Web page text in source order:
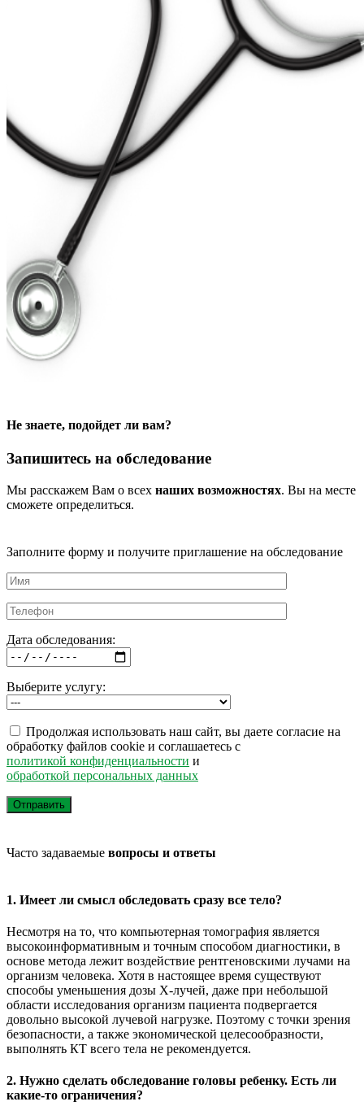
Не знаете, подойдет ли вам?
Запишитесь на обследование
Мы расскажем Вам о всех наших возможностях. Вы на месте
сможете определиться.
Заполните форму и получите приглашение на обследование
Дата обследования:
Выберите услугу:
Продолжая использовать наш сайт, вы даете согласие на
обработку файлов cookie и соглашаетесь с
политикой конфиденциальности и
обработкой персональных данных
Часто задаваемые вопросы и ответы
1. Имеет ли смысл обследовать сразу все тело?
Несмотря на то, что компьютерная томография является
высокоинформативным и точным способом диагностики, в
основе метода лежит воздействие рентгеновскими лучами на
организм человека. Хотя в настоящее время существуют
способы уменьшения дозы Х-лучей, даже при небольшой
области исследования организм пациента подвергается
довольно высокой лучевой нагрузке. Поэтому с точки зрения
безопасности, а также экономической целесообразности,
выполнять КТ всего тела не рекомендуется.
2. Нужно сделать обследование головы ребенку. Есть ли
какие-то ограничения?